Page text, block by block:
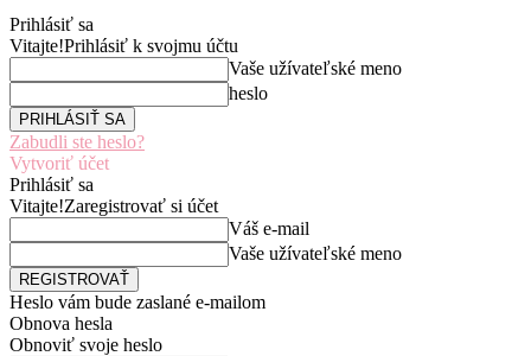
Prihlásiť sa
Vitajte!Prihlásiť k svojmu účtu
Vaše užívateľské meno
heslo
Zabudli ste heslo?
Vytvoriť účet
Prihlásiť sa
Vitajte!Zaregistrovať si účet
Váš e-mail
Vaše užívateľské meno
Heslo vám bude zaslané e-mailom
Obnova hesla
Obnoviť svoje heslo